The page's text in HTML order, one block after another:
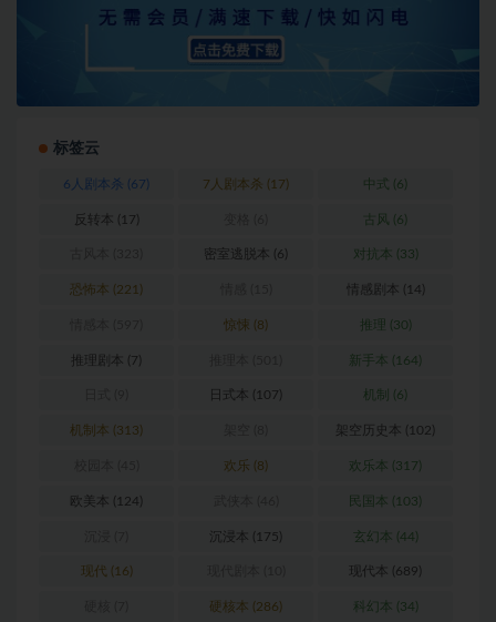
标签云
6人剧本杀 (67) 7人剧本杀 (17) 中式 (6)
反转本 (17) 古风 (6)
密室逃脱本 (6) 对抗本 (33)
恐怖本 (221) 情感剧本 (14)
惊悚 (8) 推理 (30)
推理剧本 (7) 新手本 (164)
日式本 (107) 机制 (6)
机制本 (313) 架空历史本 (102)
欢乐 (8) 欢乐本 (317)
欧美本 (124) 民国本 (103)
沉浸本 (175) 玄幻本 (44)
现代 (16) 现代本 (689)
硬核本 (286) 科幻本 (34)